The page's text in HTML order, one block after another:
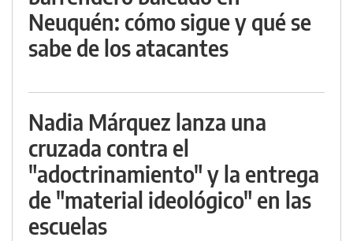
Neuquén: cómo sigue y qué se
sabe de los atacantes
Nadia Márquez lanza una
cruzada contra el
"adoctrinamiento" y la entrega
de "material ideológico" en las
escuelas